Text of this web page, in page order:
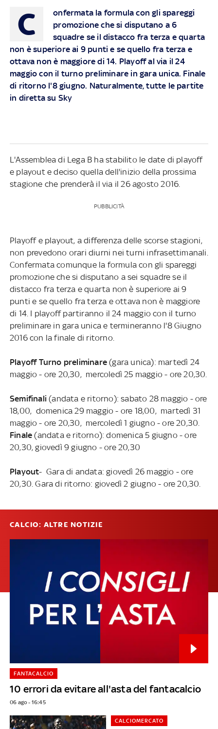
C
onfermata la formula con gli spareggi
promozione che si disputano a 6
squadre se il distacco fra terza e quarta
non è superiore ai 9 punti e se quello fra terza e
ottava non è maggiore di 14. Playoff al via il 24
maggio con il turno preliminare in gara unica. Finale
di ritorno l'8 giugno. Naturalmente, tutte le partite
in diretta su Sky
L'Assemblea di Lega B ha stabilito le date di playoff
e playout e deciso quella dell'inizio della prossima
stagione che prenderà il via il 26 agosto 2016.
PUBBLICITÀ
Playoff e playout, a differenza delle scorse stagioni,
non prevedono orari diurni nei turni infrasettimanali.
Confermata comunque la formula con gli spareggi
promozione che si disputano a sei squadre se il
distacco fra terza e quarta non è superiore ai 9
punti e se quello fra terza e ottava non è maggiore
di 14. I playoff partiranno il 24 maggio con il turno
preliminare in gara unica e termineranno l'8 Giugno
2016 con la finale di ritorno.
Playoff Turno preliminare(gara unica): martedì 24
maggio - ore 20,30, mercoledì 25 maggio - ore 20,30.
Semifinali(andata e ritorno): sabato 28 maggio - ore
18,00, domenica 29 maggio - ore 18,00, martedì 31
maggio - ore 20,30, mercoledì 1 giugno - ore 20,30.
Finale (andata e ritorno): domenica 5 giugno - ore
20,30, giovedì 9 giugno - ore 20,30
Playout- Gara di andata: giovedì 26 maggio - ore
20,30. Gara di ritorno: giovedì 2 giugno - ore 20,30.
CALCIO: ALTRE NOTIZIE
10 errori da evitare all'asta del fantacalcio
FANTACALCIO
06 ago - 16:45
CALCIOMERCATO